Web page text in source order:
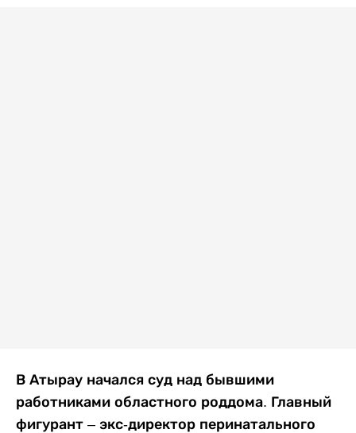
В Атырау начался суд над бывшими
работниками областного роддома. Главный
фигурант – экс-директор перинатального